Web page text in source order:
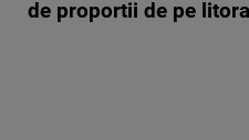
de proportii de pe litoral